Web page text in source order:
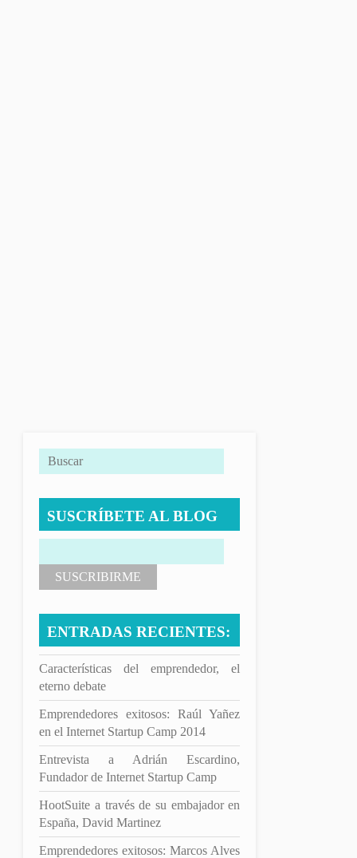
SUSCRÍBETE AL BLOG
ENTRADAS RECIENTES:
Características del emprendedor, el
eterno debate
Emprendedores exitosos: Raúl Yañez
en el Internet Startup Camp 2014
Entrevista a Adrián Escardino,
Fundador de Internet Startup Camp
HootSuite a través de su embajador en
España, David Martinez
Emprendedores exitosos: Marcos Alves